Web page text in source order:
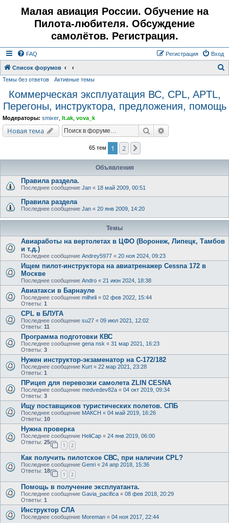
Малая авиация России. Обучение на
Пилота-любителя. Обсуждение
самолётов. Регистрация.
FAQ Вход
Регистрация
Список форумов
Темы без ответов Активные темы
Коммерческая эксплуатация ВС, CPL, APTL,
Перегоны, инструктора, предложения, помощь
Модераторы: smixer lt.ak vova_k
Новая тема Поиск
65 тем 1 2
Объявления
Правила раздела.
Последнее сообщение Jan « 18 май 2009, 00:51
Правила раздела
Последнее сообщение Jan « 20 янв 2009, 14:20
Темы
Авиаработы на вертолетах в ЦФО (Воронеж, Липецк, Тамбов
и т.д.)
Последнее сообщение Andrey5977 « 20 ноя 2024, 09:23
Ищем пилот-инструктора на авиатренажер Cessna 172 в
Москве
Последнее сообщение Andro « 21 июн 2024, 18:38
Авиатакси в Барнауле
Последнее сообщение milheli « 02 фев 2022, 15:44
Ответы: 1
CPL в БЛУГА
Последнее сообщение su27 « 09 июл 2021, 12:02
Ответы: 11
Программа подготовки КВС
Последнее сообщение gena nsk « 31 мар 2021, 16:23
Ответы: 3
Нужен инструктор-экзаменатор на С-172/182
Последнее сообщение Kurt « 22 мар 2021, 23:28
Ответы: 1
ПРицеп для перевозки самолета ZLIN CESNA
Последнее сообщение medvedev82a « 04 окт 2019, 09:34
Ответы: 3
Ищу поставщиков туристических полетов. СПБ
Последнее сообщение МАКСН « 04 май 2019, 16:26
Ответы: 10
Нужна проверка
Последнее сообщение HeliCap « 24 янв 2019, 06:00
Ответы: 25
1 2
Как получить пилотское СВС, при наличии CPL?
Последнее сообщение Genri « 24 апр 2018, 15:36
Ответы: 18
1 2
Помощь в получение эксплуатанта.
Последнее сообщение Gavia_pacifica « 08 фев 2018, 20:29
Ответы: 1
Инструктор СЛА
Последнее сообщение Moreman « 04 ноя 2017, 22:44